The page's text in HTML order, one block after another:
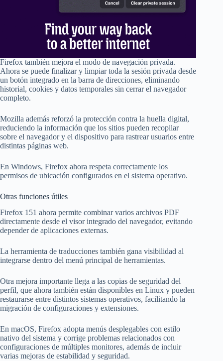
Firefox también mejora el modo de navegación privada.
Ahora se puede finalizar y limpiar toda la sesión privada desde
un botón integrado en la barra de direcciones, eliminando
historial, cookies y datos temporales sin cerrar el navegador
completo.
Mozilla además reforzó la protección contra la huella digital,
reduciendo la información que los sitios pueden recopilar
sobre el navegador y el dispositivo para rastrear usuarios entre
distintas páginas web.
En Windows, Firefox ahora respeta correctamente los
permisos de ubicación configurados en el sistema operativo.
Otras funciones útiles
Firefox 151 ahora permite combinar varios archivos PDF
directamente desde el visor integrado del navegador, evitando
depender de aplicaciones externas.
La herramienta de traducciones también gana visibilidad al
integrarse dentro del menú principal de herramientas.
Otra mejora importante llega a las copias de seguridad del
perfil, que ahora también están disponibles en Linux y pueden
restaurarse entre distintos sistemas operativos, facilitando la
migración de configuraciones y extensiones.
En macOS, Firefox adopta menús desplegables con estilo
nativo del sistema y corrige problemas relacionados con
configuraciones de múltiples monitores, además de incluir
varias mejoras de estabilidad y seguridad.